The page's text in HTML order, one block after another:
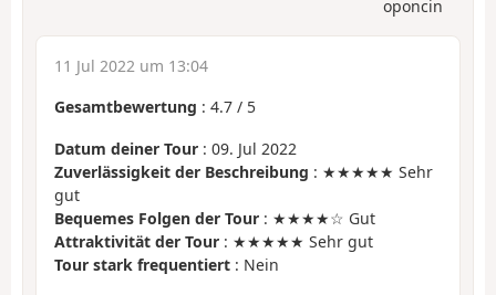
oponcin
11 Jul 2022 um 13:04
Gesamtbewertung : 4.7 / 5
Datum deiner Tour : 09. Jul 2022
Zuverlässigkeit der Beschreibung : ★★★★★ Sehr
gut
Bequemes Folgen der Tour : ★★★★☆ Gut
Attraktivität der Tour : ★★★★★ Sehr gut
Tour stark frequentiert : Nein